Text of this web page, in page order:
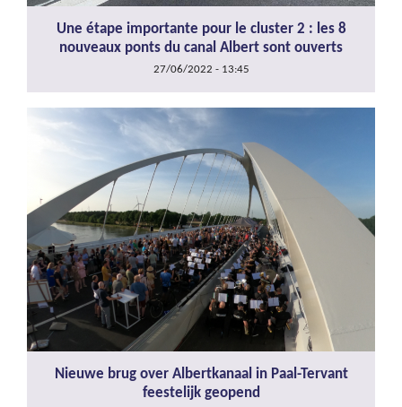
Une étape importante pour le cluster 2 : les 8
nouveaux ponts du canal Albert sont ouverts
27/06/2022 - 13:45
Nieuwe brug over Albertkanaal in Paal-Tervant
feestelijk geopend